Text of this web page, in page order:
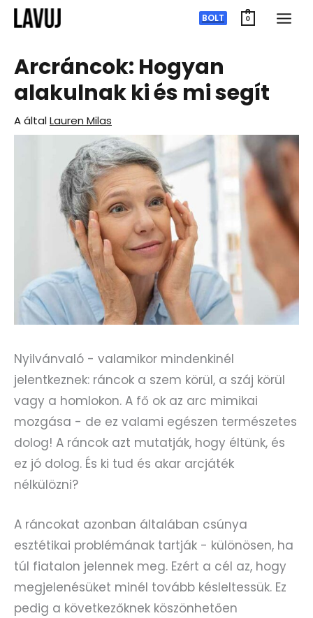
Ugrás
BOLT 0
Arcráncok: Hogyan
alakulnak ki és mi segít
A általLauren Milas
Nyilvánvaló - valamikor mindenkinél
jelentkeznek: ráncok a szem körül, a száj körül
vagy a homlokon. A fő ok az arc mimikai
mozgása - de ez valami egészen természetes
dolog! A ráncok azt mutatják, hogy éltünk, és
ez jó dolog. És ki tud és akar arcjáték
nélkülözni?
A ráncokat azonban általában csúnya
esztétikai problémának tartják - különösen, ha
túl fiatalon jelennek meg. Ezért a cél az, hogy
megjelenésüket minél tovább késleltessük. Ez
pedig a következőknek köszönhetően